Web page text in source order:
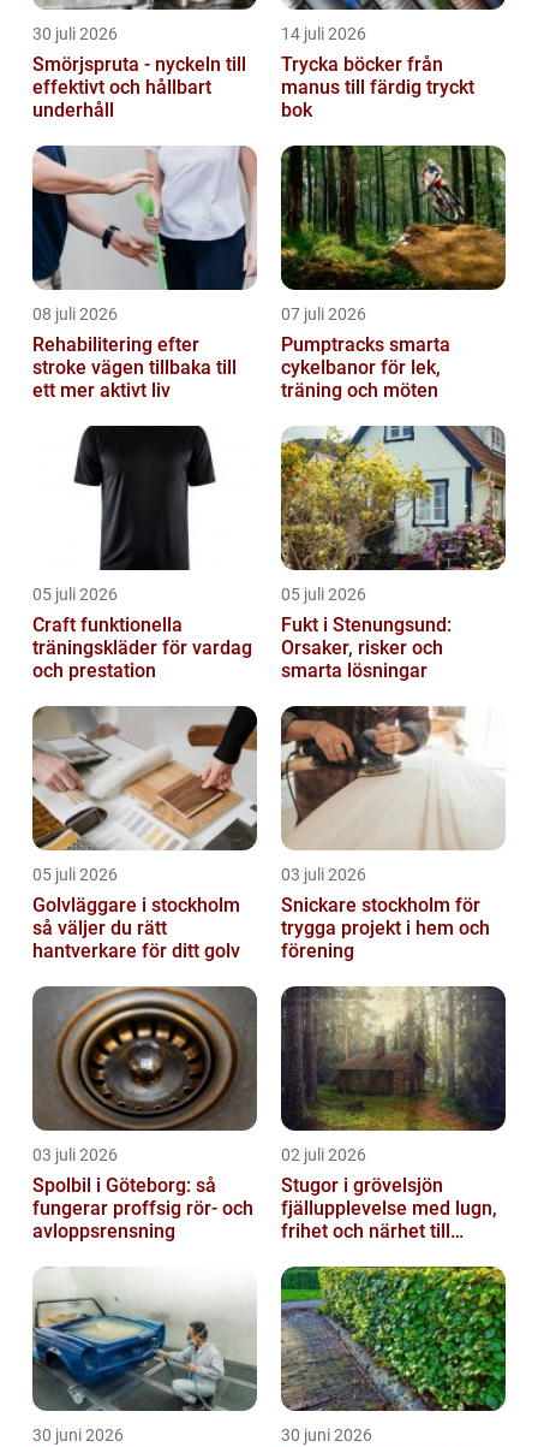
30 juli 2026
Smörjspruta - nyckeln till
effektivt och hållbart
underhåll
14 juli 2026
Trycka böcker från
manus till färdig tryckt
bok
08 juli 2026
Rehabilitering efter
stroke vägen tillbaka till
ett mer aktivt liv
07 juli 2026
Pumptracks smarta
cykelbanor för lek,
träning och möten
05 juli 2026
Craft funktionella
träningskläder för vardag
och prestation
05 juli 2026
Fukt i Stenungsund:
Orsaker, risker och
smarta lösningar
05 juli 2026
Golvläggare i stockholm
så väljer du rätt
hantverkare för ditt golv
03 juli 2026
Snickare stockholm för
trygga projekt i hem och
förening
03 juli 2026
Spolbil i Göteborg: så
fungerar proffsig rör- och
avloppsrensning
02 juli 2026
Stugor i grövelsjön
fjällupplevelse med lugn,
frihet och närhet till
30 juni 2026 30 juni 2026